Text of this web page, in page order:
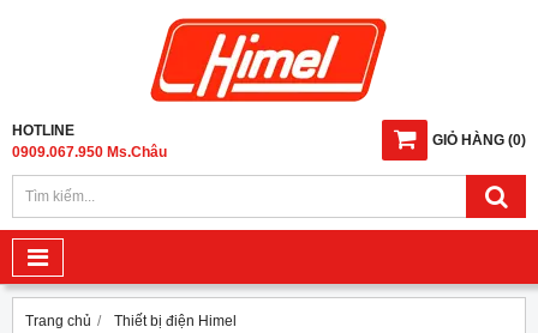
GIỎ HÀNG (0)
HOTLINE
0909.067.950 Ms.Châu
Trang chủ
Thiết bị điện Himel